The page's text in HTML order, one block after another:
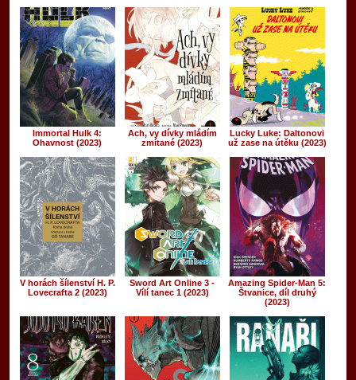
Immortal Hulk 4:
Ohavnost (2023)
Ach, vy dívky mládím
zmítané (2023)
Lucky Luke: Daltonovi
už zase na útěku (2023)
V horách šílenství H. P.
Lovecrafta 2 (2023)
Sword Art Online 3 -
Vílí tanec 1 (2023)
Amazing Spider-Man 5:
Štvanice, díl druhý
(2023)